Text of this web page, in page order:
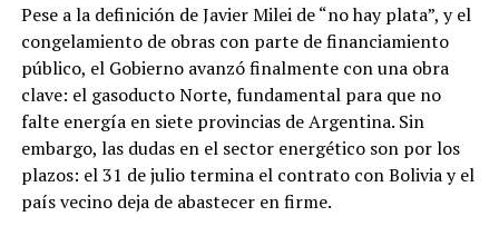
Pese a la definición de Javier Milei de “no hay plata”, y el
congelamiento de obras con parte de financiamiento
público, el Gobierno avanzó finalmente con una obra
clave: el gasoducto Norte, fundamental para que no
falte energía en siete provincias de Argentina. Sin
embargo, las dudas en el sector energético son por los
plazos: el 31 de julio termina el contrato con Bolivia y el
país vecino deja de abastecer en firme.